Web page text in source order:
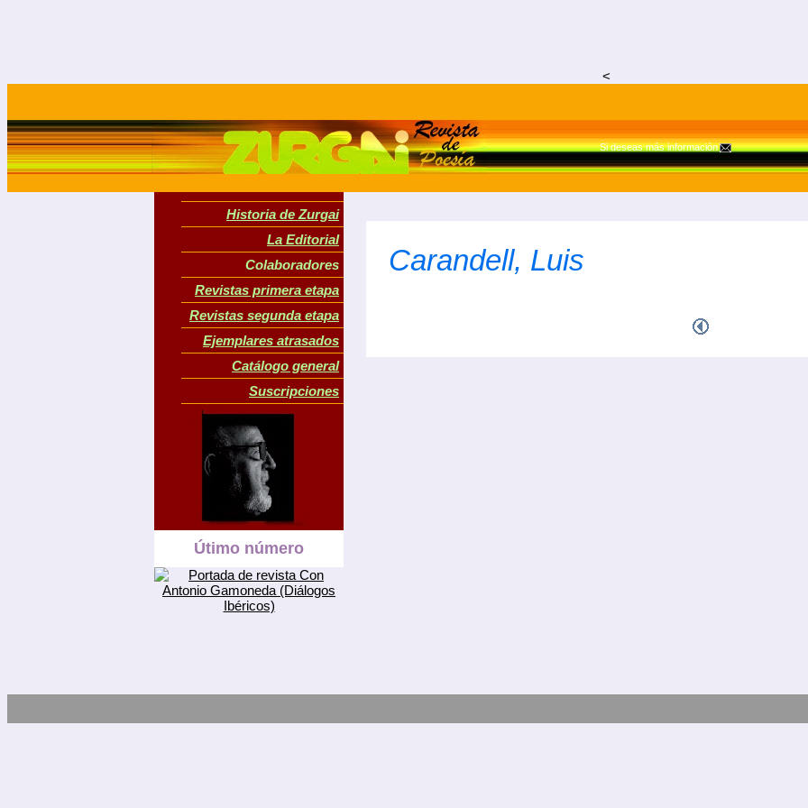
<
Si deseas más información
Historia de Zurgai
La Editorial
Colaboradores
Revistas primera etapa
Revistas segunda etapa
Ejemplares atrasados
Catálogo general
Suscripciones
Útimo número
Carandell, Luis